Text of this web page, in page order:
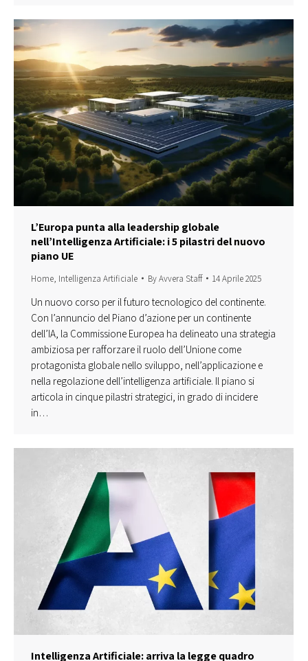
L’Europa punta alla leadership globale
nell’Intelligenza Artificiale: i 5 pilastri del nuovo
piano UE
Home, Intelligenza Artificiale ByAvvera Staff 14 Aprile 2025
Un nuovo corso per il futuro tecnologico del continente.
Con l’annuncio del Piano d’azione per un continente
dell’IA, la Commissione Europea ha delineato una strategia
ambiziosa per rafforzare il ruolo dell’Unione come
protagonista globale nello sviluppo, nell’applicazione e
nella regolazione dell’intelligenza artificiale. Il piano si
articola in cinque pilastri strategici, in grado di incidere
in…
Intelligenza Artificiale: arriva la legge quadro